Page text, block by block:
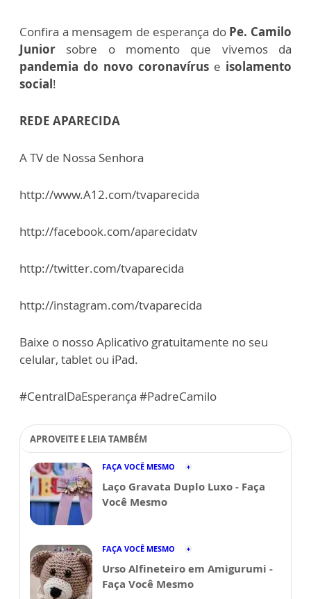
Confira a mensagem de esperança doPe. Camilo
Junior sobre o momento que vivemos da
pandemia do novo coronavírus e isolamento
social!
REDE APARECIDA
A TV de Nossa Senhora
http://www.A12.com/tvaparecida
http://facebook.com/aparecidatv
http://twitter.com/tvaparecida
http://instagram.com/tvaparecida
Baixe o nosso Aplicativo gratuitamente no seu
celular, tablet ou iPad.
#CentralDaEsperança #PadreCamilo
APROVEITE E LEIA TAMBÉM
FAÇA VOCÊ MESMO
Laço Gravata Duplo Luxo - Faça
Você Mesmo
FAÇA VOCÊ MESMO
Urso Alfineteiro em Amigurumi -
Faça Você Mesmo